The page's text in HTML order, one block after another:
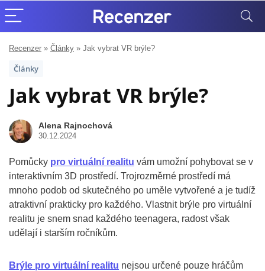
Recenzer » Články » Jak vybrat VR brýle?
Články
Jak vybrat VR brýle?
Alena Rajnochová
30.12.2024
Pomůcky pro virtuální realitu vám umožní pohybovat se v
interaktivním 3D prostředí. Trojrozměrné prostředí má
mnoho podob od skutečného po uměle vytvořené a je tudíž
atraktivní prakticky pro každého. Vlastnit brýle pro virtuální
realitu je snem snad každého teenagera, radost však
udělají i starším ročníkům.
Brýle pro virtuální realitu nejsou určené pouze hráčům